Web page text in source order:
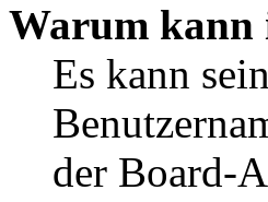
Warum kann
Es kann
der Board-